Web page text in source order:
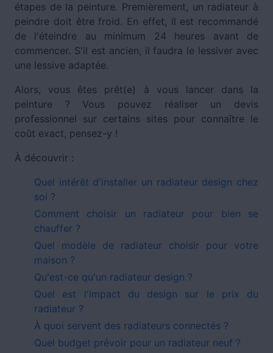
étapes de la peinture. Premièrement, un radiateur à
peindre doit être froid. En effet, il est recommandé
de l'éteindre au minimum 24 heures avant de
commencer. S'il est ancien, il faudra le lessiver avec
une lessive adaptée.
Alors, vous êtes prêt(e) à vous lancer dans la
peinture ? Vous pouvez réaliser un devis
professionnel sur certains sites pour connaître le
coût exact, pensez-y !
À découvrir :
Quel intérêt d'installer un radiateur design chez
soi ?
Comment choisir un radiateur pour bien se
chauffer ?
Quel modèle de radiateur choisir pour votre
maison ?
Qu'est-ce qu'un radiateur design ?
Quel est l'impact du design sur le prix du
radiateur ?
À quoi servent des radiateurs connectés ?
Quel budget prévoir pour un radiateur neuf ?